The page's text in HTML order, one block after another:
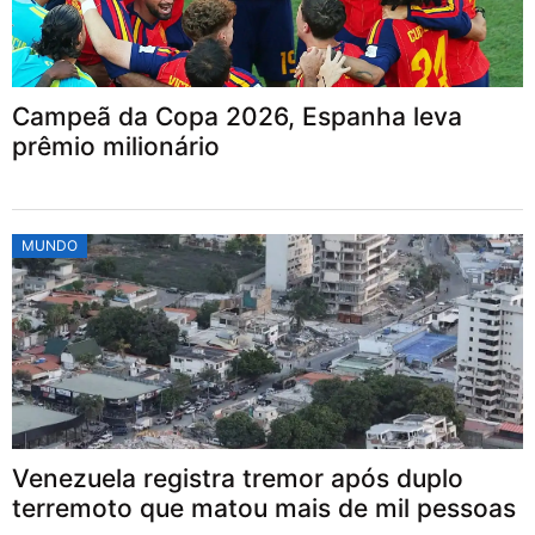
Campeã da Copa 2026, Espanha leva
prêmio milionário
MUNDO
Venezuela registra tremor após duplo
terremoto que matou mais de mil pessoas